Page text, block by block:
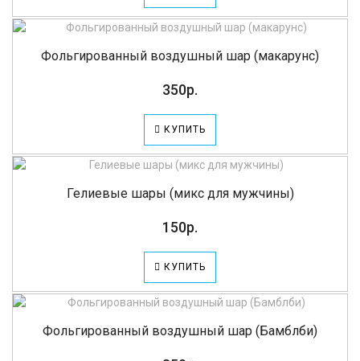
Фольгированный воздушный шар (макарунс)
350р.
КУПИТЬ
Гелиевые шары (микс для мужчины)
150р.
КУПИТЬ
Фольгированный воздушный шар (Бамблби)